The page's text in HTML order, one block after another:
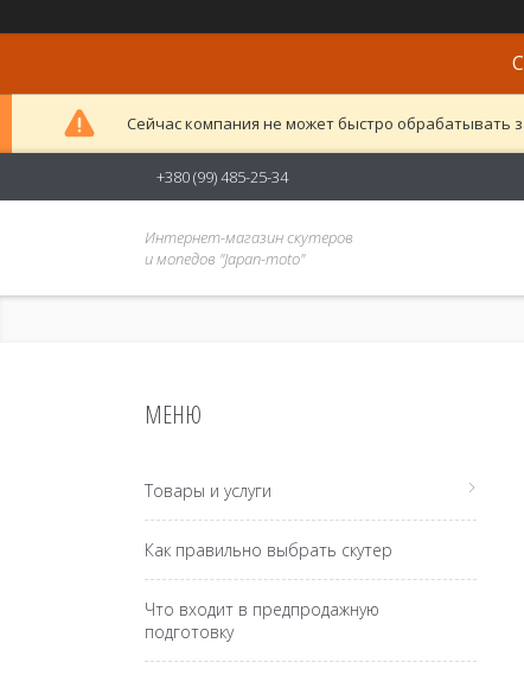
Сейчас компания не может быстро обрабатывать
+380 (99) 485-25-34
Интернет-магазин скутеров
и мопедов "Japan-moto"
Товары и услуги
Как правильно выбрать скутер
Что входит в предпродажную
подготовку